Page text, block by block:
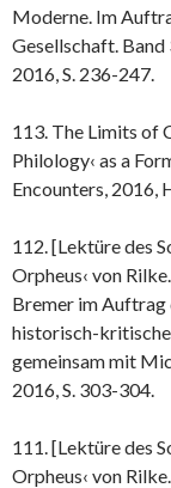
Moderne. Im
Gesellschaft.
2016, S. 236-247.
113. The Limits of
Philology‹ as a
Encounters, 2016,
112. [Lektüre des
Orpheus‹ von
Bremer im Auftrag
historisch-
gemeinsam mit
2016, S. 303-304.
111. [Lektüre des
Orpheus‹ von